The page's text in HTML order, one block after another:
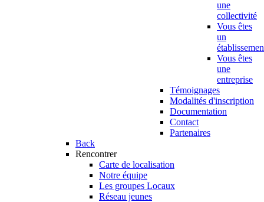
une
collectivité
Vous êtes
un
Vous êtes
une
entreprise
Témoignages
Modalités d'inscription
Documentation
Contact
Partenaires
Back
Rencontrer
Carte de localisation
Notre équipe
Les groupes Locaux
Réseau jeunes